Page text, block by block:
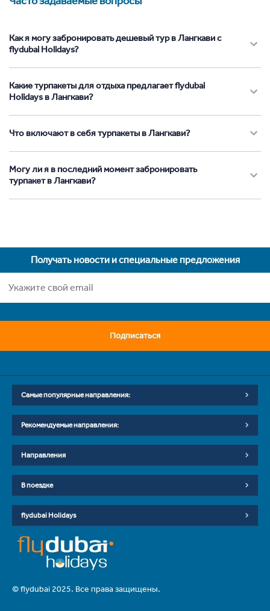
Как я могу забронировать дешевый тур в Лангкави с
flydubai Holidays?
Какие турпакеты для отдыха предлагает flydubai
Holidays в Лангкави?
Что включают в себя турпакеты в Лангкави?
Могу ли я в последний момент забронировать
турпакет в Лангкави?
Получать новости и специальные предложения
Подписаться
Самые популярные направления:
Рекомендуемые направления:
Направления
В поездке
flydubai Holidays
© flydubai 2025. Все права защищены.